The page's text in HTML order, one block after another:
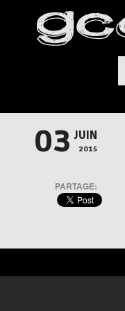
03 JUIN
2015
PARTAGE: